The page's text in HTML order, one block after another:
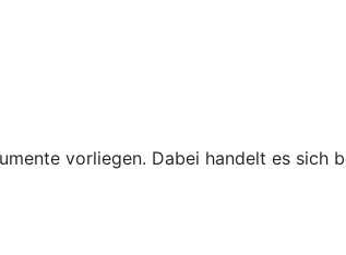
vorliegen. Dabei handelt es sich